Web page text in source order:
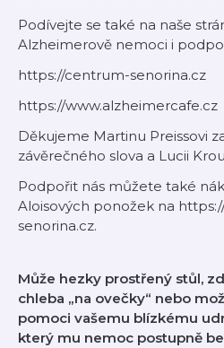
Podívejte se také na naše
Alzheimerově nemoci i
https://centrum-senorina.cz⁠ ⁠
https://www.alzheimercafe.cz⁠
Děkujeme Martinu Preissovi
závěrečného slova a Lucii
Podpořit nás můžete také
Aloisových ponožek na
senorina.cz⁠.
Může hezky prostřený stůl,
chleba „na ovečky“ nebo
pomoci vašemu blízkému
který mu nemoc postupně